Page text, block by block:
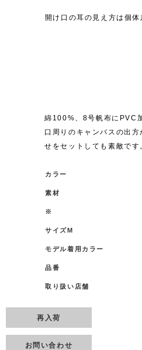
開け口の耳の見え方は個
綿100%、8号帆布にPVC
口周りのキャンバスの出
せをセットしても素敵です
カラー
素材
※
サイズM
モデル着用カラー
品番
取り扱い店舗
再入荷
お問い合わせ